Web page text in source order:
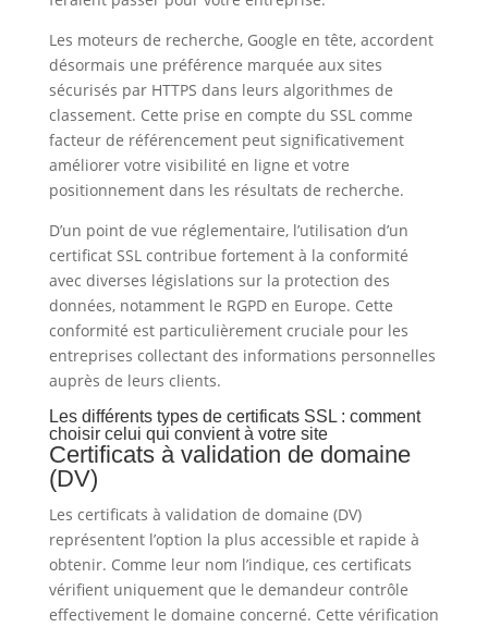
Les moteurs de recherche, Google en tête, accordent
désormais une préférence marquée aux sites
sécurisés par HTTPS dans leurs algorithmes de
classement. Cette prise en compte du SSL comme
facteur de référencement peut significativement
améliorer votre visibilité en ligne et votre
positionnement dans les résultats de recherche.
D’un point de vue réglementaire, l’utilisation d’un
certificat SSL contribue fortement à la conformité
avec diverses législations sur la protection des
données, notamment le RGPD en Europe. Cette
conformité est particulièrement cruciale pour les
entreprises collectant des informations personnelles
auprès de leurs clients.
Les différents types de certificats SSL : comment
choisir celui qui convient à votre site
Certificats à validation de domaine
(DV)
Les certificats à validation de domaine (DV)
représentent l’option la plus accessible et rapide à
obtenir. Comme leur nom l’indique, ces certificats
vérifient uniquement que le demandeur contrôle
effectivement le domaine concerné. Cette vérification